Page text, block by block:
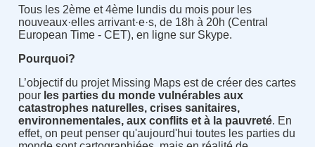
Tous les 2ème et 4ème lundis du mois pour les
nouveaux·elles arrivant·e·s, de 18h à 20h (Central
European Time - CET), en ligne sur Skype.
Pourquoi?
L’objectif du projet Missing Maps est de créer des cartes
pourles parties du monde vulnérables aux
catastrophes naturelles, crises sanitaires,
environnementales, aux conflits et à la pauvreté. En
effet, on peut penser qu'aujourd'hui toutes les parties du